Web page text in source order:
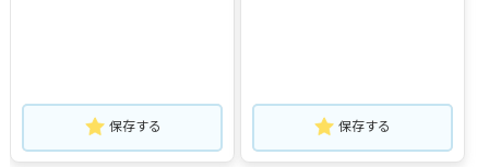
保存する 保存する